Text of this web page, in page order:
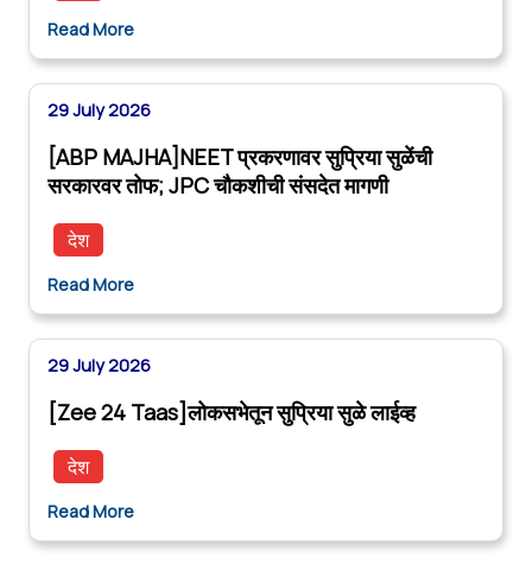
Read More
29 July 2026
[ABP MAJHA]NEET प्रकरणावर सुप्रिया सुळेंची
सरकारवर तोफ; JPC चौकशीची संसदेत मागणी
देश
Read More
29 July 2026
[Zee 24 Taas]लोकसभेतून सुप्रिया सुळे लाईव्ह
देश
Read More